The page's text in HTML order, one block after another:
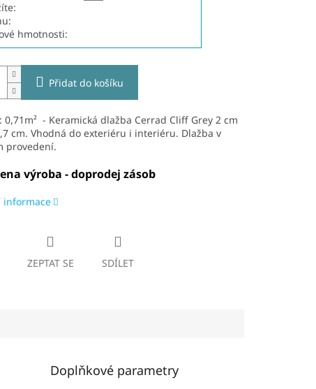
hmotnosti:
Přidat do košíku
0,71m² - Keramická dlažba Cerrad Cliff Grey 2 cm
cm. Vhodná do exteriéru i interiéru. Dlažba v
provedení.
výroba - doprodej zásob
informace
ZEPTAT SE SDÍLET
Doplňkové parametry